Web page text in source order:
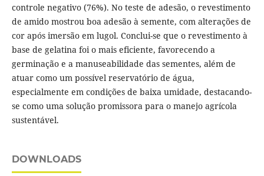
controle negativo (76%). No teste de adesão, o revestimento
de amido mostrou boa adesão à semente, com alterações de
cor após imersão em lugol. Conclui-se que o revestimento à
base de gelatina foi o mais eficiente, favorecendo a
germinação e a manuseabilidade das sementes, além de
atuar como um possível reservatório de água,
especialmente em condições de baixa umidade, destacando-
se como uma solução promissora para o manejo agrícola
sustentável.
DOWNLOADS